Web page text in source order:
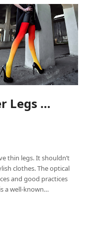
Legs …
thin legs. It shouldn’t
clothes. The optical
and good practices
a well-known…